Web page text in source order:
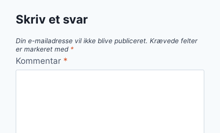
Skriv et svar
Din e-mailadresse vil ikke blive publiceret. Krævede felter
er markeret med *
Kommentar *